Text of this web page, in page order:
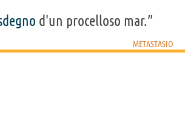
d'un procelloso mar.”
METASTASIO